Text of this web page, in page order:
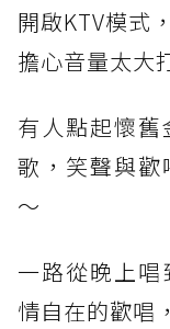
開啟KTV模式
擔心音量太大
有人點起懷
歌，笑聲與歡
～
一路從晚上
情自在的歡唱